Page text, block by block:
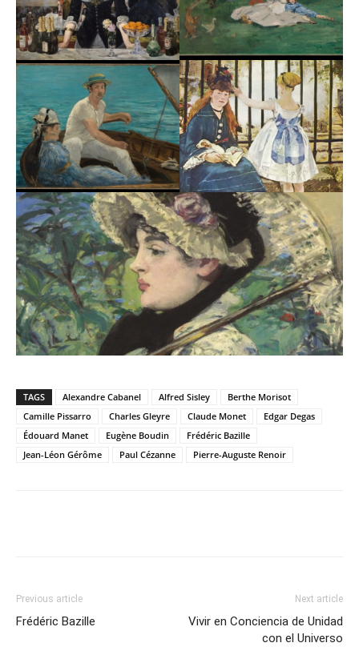
TAGS Alexandre Cabanel Alfred Sisley
Berthe Morisot
Camille Pissarro
Charles Gleyre Claude Monet
Edgar Degas
Édouard Manet
Eugène Boudin
Frédéric Bazille
Jean-Léon Gérôme
Paul Cézanne Pierre-Auguste Renoir
Previous article
Frédéric Bazille
Next article
Vivir en Conciencia de Unidad
con el Universo